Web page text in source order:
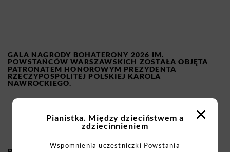
GALA NAGRODY BOHATERONY 2026 IM.
POWSTAŃCÓW WARSZAWSKICH ZOSTAŁA OBJĘTA
PATRONATEM HONOROWYM PREZYDENTA
RZECZYPOSPOLITEJ POLSKIEJ KAROLA
NAWROCKIEGO.
×
Pianistka. Między dzieciństwem a
zdziecinnieniem
Wspomnienia uczestniczki Powstania